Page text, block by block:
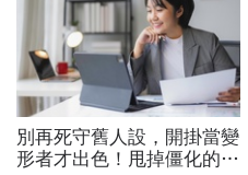
別再死守舊人設，開掛當變
形者才出色！甩掉僵化的